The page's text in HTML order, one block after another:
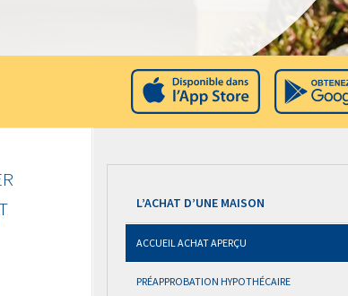
L’ACHAT D’UNE MAISON
ACCUEIL ACHAT APERÇU
PRÉAPPROBATION HYPOTHÉCAIRE